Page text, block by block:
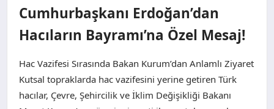
Cumhurbaşkanı Erdoğan’dan
Hacıların Bayramı’na Özel Mesaj!
Hac Vazifesi Sırasında Bakan Kurum’dan Anlamlı Ziyaret
Kutsal topraklarda hac vazifesini yerine getiren Türk
hacılar, Çevre, Şehircilik ve İklim Değişikliği Bakanı